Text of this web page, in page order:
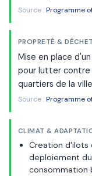
Source :Programme
PROPRETÉ &
Mise en place
pour lutter contre
quartiers de la
Source :Programme
CLIMAT &
Creation d'ilots
deploiement
consommation